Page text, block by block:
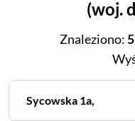
(woj.
Znaleziono:
Sycowska 1a,